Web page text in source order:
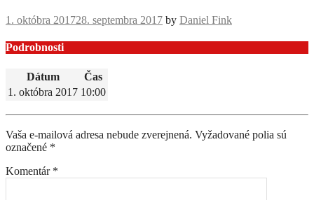
1. októbra 201728. septembra 2017 by Daniel Fink
Podrobnosti
Dátum
Čas
1. októbra 2017 10:00
príspevku
Vaša e-mailová adresa nebude zverejnená. Vyžadované polia sú
označené *
Komentár *